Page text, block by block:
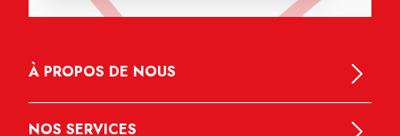
À PROPOS DE NOUS
NOS SERVICES